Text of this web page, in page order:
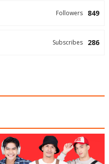
849
Followers
286
Subscribes